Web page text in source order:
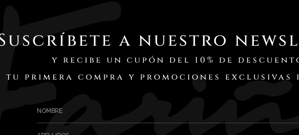
a nuestro
y recibe un cupón del 10% de
tu primera compra y promociones exclusivas
NOMBRE